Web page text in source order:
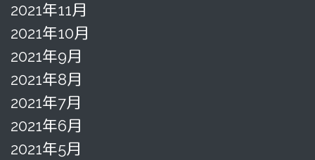
2021年11月
2021年10月
2021年9月
2021年8月
2021年7月
2021年6月
2021年5月